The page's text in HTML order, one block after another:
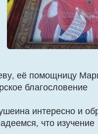
её помощницу
благословение
интересно и
что изучение